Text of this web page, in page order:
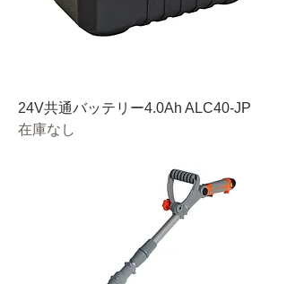
24V共通バッテリー4.0Ah ALC40-JP
在庫なし